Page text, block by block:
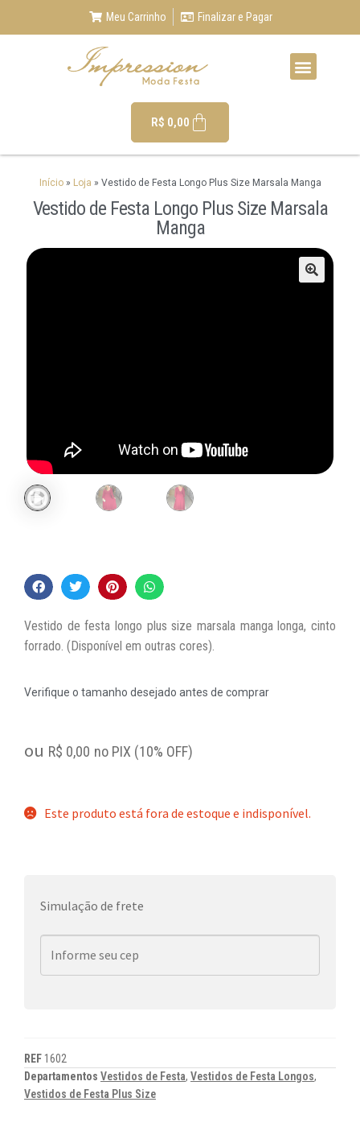
Meu Carrinho Finalizar e Pagar
R$ 0,00
Início» Loja » Vestido de Festa Longo Plus Size Marsala Manga
Vestido de Festa Longo Plus Size Marsala
Manga
Vestido de festa longo plus size marsala manga longa, cinto
forrado. (Disponível em outras cores).
Verifique o tamanho desejado antes de comprar
ou R$ 0,00 no PIX (10% OFF)
Este produto está fora de estoque e indisponível.
Simulação de frete
REF 1602
Departamentos Vestidos de Festa, Vestidos de Festa Longos,
Vestidos de Festa Plus Size